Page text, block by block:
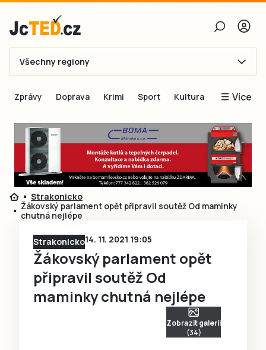
E-mail
Obnovit heslo
Přihlásit se
Přihlásit se přes Facebook
Ještě nemám účet, chci se
Všechny regiony
Zprávy Doprava Krimi Sport Kultura Více
Blogy
Inspirace
Čtenáři píší
Speciální přílohy
Strakonicko
Žákovský parlament opět připravil soutěž Od maminky
chutná nejlépe
Strakonicko14. 11. 2021 19:05
Žákovský parlament opět
připravil soutěž Od
maminky chutná nejlépe
Zobrazit galerii
(34)